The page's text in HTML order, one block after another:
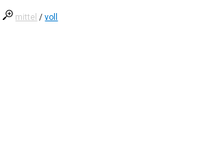
mittel /voll